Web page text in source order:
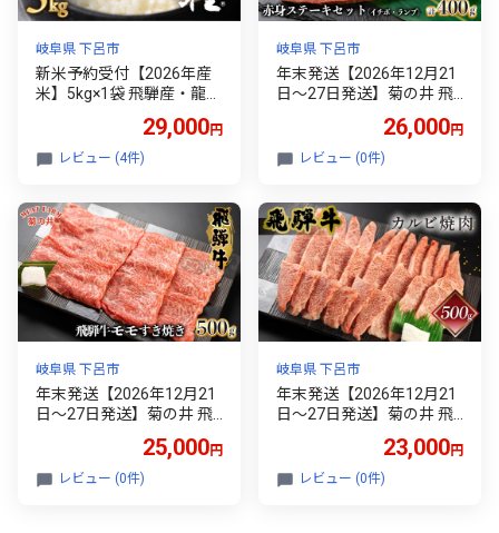
岐阜県 下呂市
新米予約受付【2026年産
米】5kg×1袋 飛騨産・龍の
瞳(いのちの壱) 株式会社龍
の瞳直送 米 5キロ 令和8年
産 精米 ブランド米 りゅう
29,000円
レビュー (4件)
岐阜県 下呂市
年末発送【2026年12月21
日～27日発送】菊の井 飛
騨牛赤身ステーキセット
（イチボ・ランプ 各200
g）牛肉 ブランド牛 国産
送 年末に届く【冷凍】
26,000円
レビュー (0件)
岐阜県 下呂市
年末発送【2026年12月21
日～27日発送】菊の井 飛
騨牛モモすき焼き 500g
（4～5人前）牛肉 ブラン
ド牛 国産 すきやき ギフト
25,000円
レビュー (0件)
岐阜県 下呂市
年末発送【2026年12月21
日～27日発送】菊の井 飛
騨牛カルビ焼肉 500g（4
～5人前）牛肉 ブランド牛
国産【冷凍】牛 カルビ 焼
23,000円
レビュー (0件)